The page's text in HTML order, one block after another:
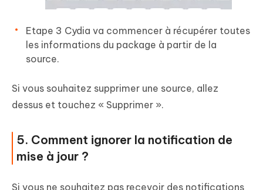
Etape 3 Cydia va commencer à récupérer toutes
les informations du package à partir de la
source.
Si vous souhaitez supprimer une source, allez
dessus et touchez « Supprimer ».
5. Comment ignorer la notification de
mise à jour ?
Si vous ne souhaitez pas recevoir des notifications